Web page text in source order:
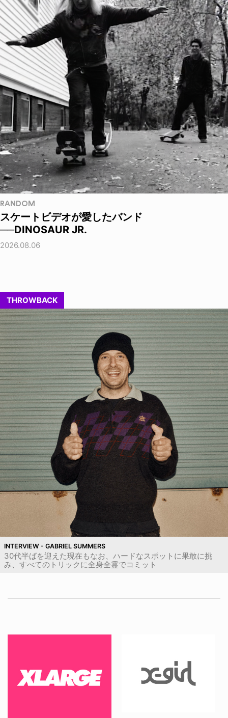
RANDOM
スケートビデオが愛したバンド
──DINOSAUR JR.
2026.08.06
THROWBACK
INTERVIEW - GABRIEL SUMMERS
30代半ばを迎えた現在もなお、ハードなスポットに果敢に挑
み、すべてのトリックに全身全霊でコミット